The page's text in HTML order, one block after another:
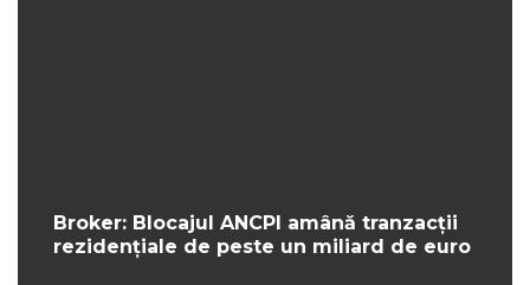
Broker: Blocajul ANCPI amână tranzacții
rezidențiale de peste un miliard de euro